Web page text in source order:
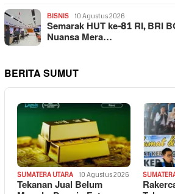
BISNIS 10 Agustus 2026
Semarak HUT ke-81 RI, BRI
Nuansa Mera…
BERITA SUMUT
SUMATERA UTARA 10 Agustus 2026
Tekanan Jual Belum